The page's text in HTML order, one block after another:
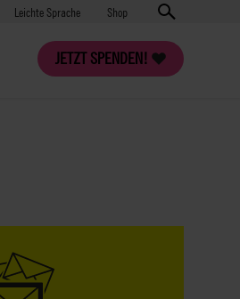
Leichte Sprache Shop
JETZT SPENDEN!